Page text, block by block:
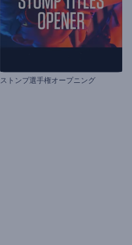
ストンプ選手権オープニング